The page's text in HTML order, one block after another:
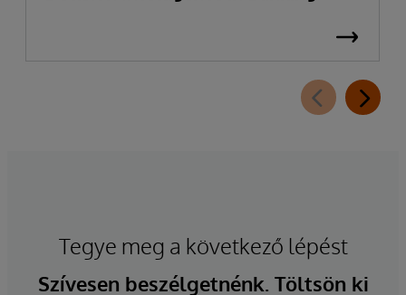
Tegye meg a következő lépést
Szívesen beszélgetnénk. Töltsön ki